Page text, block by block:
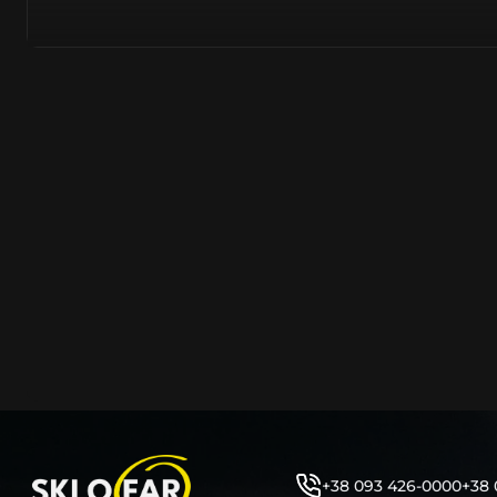
як це часто пропонують автосервіси та автодилери.
заощадити та придбати тільки те, що потребує
+38 093 426-0000+38